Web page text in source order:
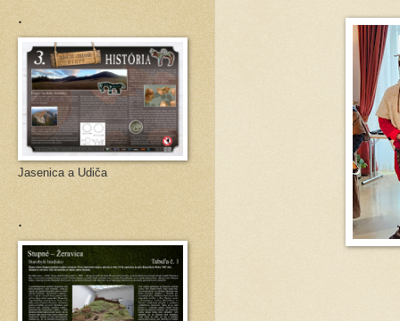
.
Jasenica a Udiča
.